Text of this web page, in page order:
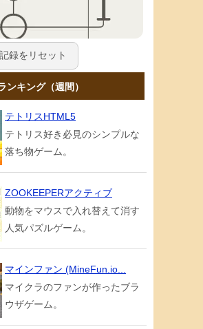
記録をリセット
ンキング（週間）
テトリスHTML5
テトリス好き必見のシンプルな
落ち物ゲーム。
ZOOKEEPERアクティブ
動物をマウスで入れ替えて消す
人気パズルゲーム。
マインファン (MineFun.io...
マイクラのファンが作ったブラ
ウザゲーム。